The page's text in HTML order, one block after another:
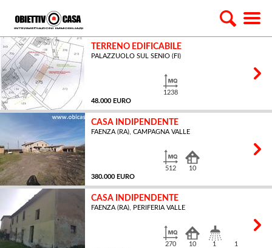
TERRENO EDIFICABILE
PALAZZUOLO SUL SENIO (FI)
48.000 EURO
1238
CASA INDIPENDENTE
FAENZA (RA), CAMPAGNA VALLE
380.000 EURO
512 10
CASA INDIPENDENTE
FAENZA (RA), PERIFERIA VALLE
270 10 1 1